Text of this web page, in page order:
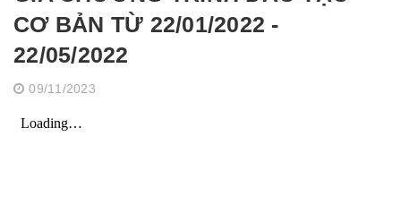
CƠ BẢN TỪ 22/01/2022 -
22/05/2022
09/11/2023